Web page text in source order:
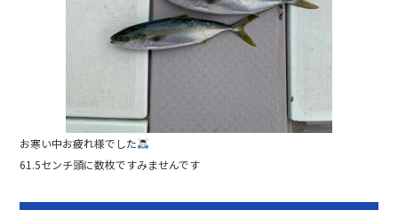
お寒い中お疲れ様でした
61.5センチ頭に数枚ですみませんです